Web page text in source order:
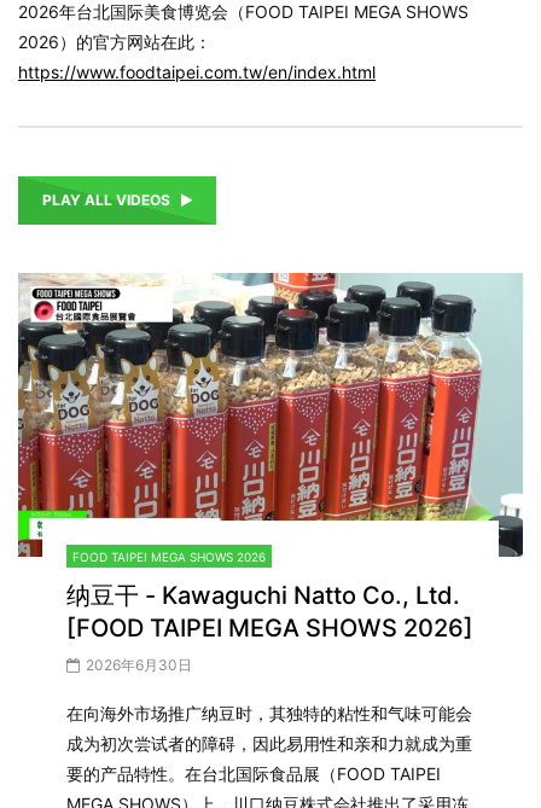
2026年台北国际美食博览会（FOOD TAIPEI MEGA SHOWS
2026）的官方网站在此：
https://www.foodtaipei.com.tw/en/index.html
PLAY ALL VIDEOS
FOOD TAIPEI MEGA SHOWS 2026
纳豆干 - Kawaguchi Natto Co., Ltd.
[FOOD TAIPEI MEGA SHOWS 2026]
2026年6月30日
在向海外市场推广纳豆时，其独特的粘性和气味可能会
成为初次尝试者的障碍，因此易用性和亲和力就成为重
要的产品特性。在台北国际食品展（FOOD TAIPEI